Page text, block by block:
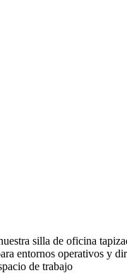
silla de oficina
entornos operativos y
de trabajo